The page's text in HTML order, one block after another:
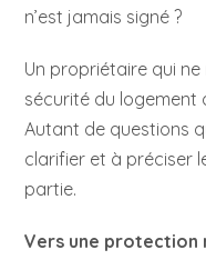
n’est jamais signé ?
Un propriétaire qui
sécurité du logement
Autant de questions
clarifier et à préciser
partie.
Vers une